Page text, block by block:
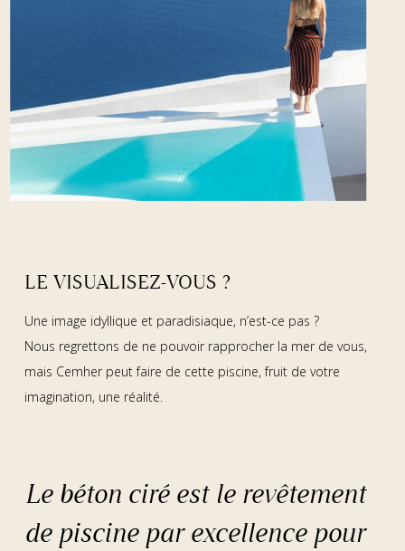
LE VISUALISEZ-VOUS ?
Une image idyllique et paradisiaque, n’est-ce pas ?
Nous regrettons de ne pouvoir rapprocher la mer de vous,
mais Cemher peut faire de cette piscine, fruit de votre
imagination, une réalité.
Le béton ciré est le revêtement
de piscine par excellence pour